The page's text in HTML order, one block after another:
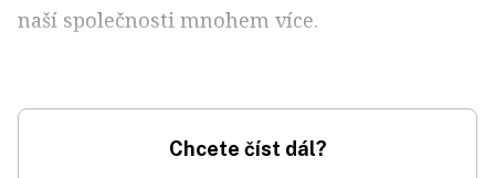
naší společnosti mnohem více.
Chcete číst dál?